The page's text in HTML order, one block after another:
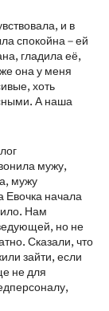
и в
спокойна – ей
гладила её,
она у меня
хоть
А наша
мужу,
мужу
начала
Нам
но не
Сказали, что
зайти, если
не для